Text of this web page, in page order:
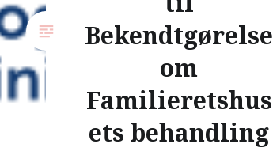
Bekendtgørelse
om
Familieretshus
ets behandling